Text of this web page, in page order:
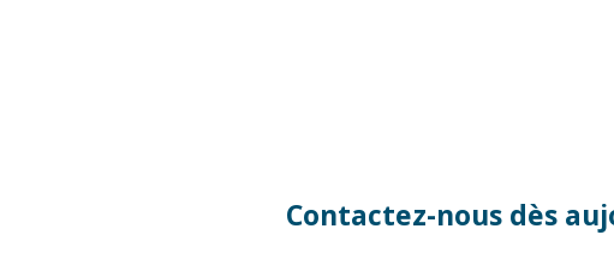
Contactez-nous dès